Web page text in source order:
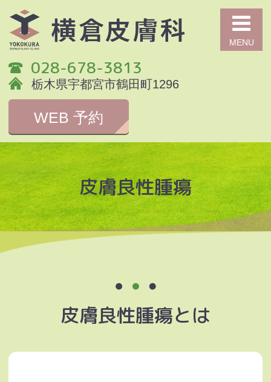
028-678-3813
栃木県宇都宮市鶴田町1296
WEB 予約
皮膚良性腫瘍
皮膚良性腫瘍とは